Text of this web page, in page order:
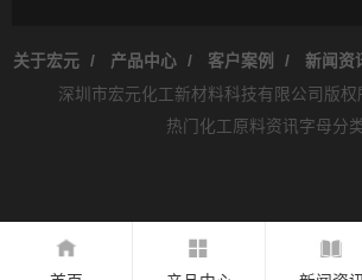
关于宏元 / 产品中心 / 客户案例 / 新闻资
深圳市宏元化工新材料科技有限公司版
热门化工原料资讯字母分